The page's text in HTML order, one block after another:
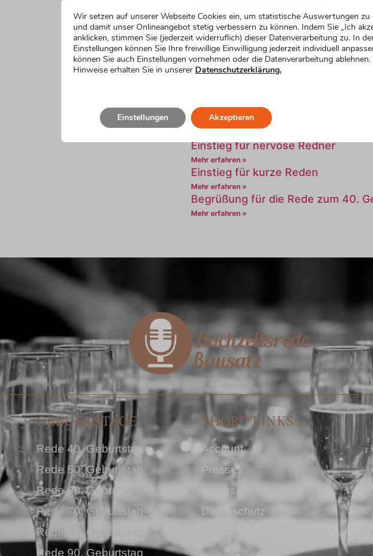
Noch mehr lustige
Mehr erfahren »
Emotionaler Einstieg
Einstieg für nervöse Redner
Mehr erfahren »
Einstieg für kurze Reden
Mehr erfahren »
Begrüßung für die Rede zum 40.
Mehr erfahren »
GEBURTSTAGE
Rede 40. Geburtstag
Rede 50. Geburtstag
Rede 60. Geburtstag
Rede 70. Geburtstag
Rede 80. Geburtstag
Rede 90. Geburtstag
SHORT LINKS
Account
Presse
Impressum I AGB
Datenschutz
Wir setzen auf unserer Webseite Cookies ein, um statistische Auswertungen zu
und damit unser Onlineangebot stetig verbessern zu können. Indem Sie „Ich
anklicken, stimmen Sie (jederzeit widerruflich) dieser Datenverarbeitung zu. In
Einstellungen können Sie Ihre freiwillige Einwilligung jederzeit individuell
können Sie auch Einstellungen vornehmen oder die Datenverarbeitung ablehnen.
Hinweise erhalten Sie in unserer Datenschutzerklärung.
Akzeptieren
Einstellungen